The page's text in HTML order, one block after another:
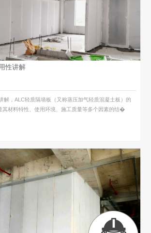
性讲解
解，ALC轻质隔墙板（又称蒸压加气轻质混凝土板）的
其材料特性、使用环境、施工质量等多个因素的结�